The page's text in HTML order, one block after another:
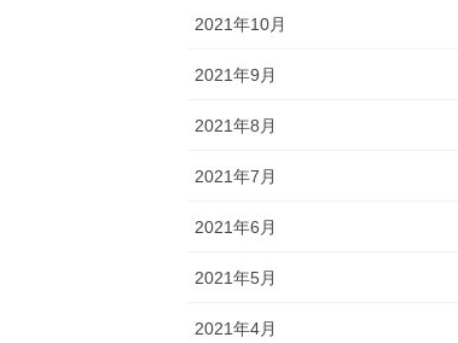
2021年10月
2021年9月
2021年8月
2021年7月
2021年6月
2021年5月
2021年4月